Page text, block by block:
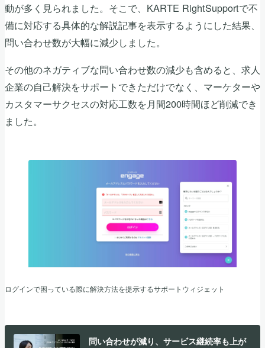
動が多く見られました。そこで、KARTE RightSupportで不
備に対応する具体的な解説記事を表示するようにした結果、
問い合わせ数が大幅に減少しました。
その他のネガティブな問い合わせ数の減少も含めると、求人
企業の自己解決をサポートできただけでなく、マーケターや
カスタマーサクセスの対応工数を月間200時間ほど削減でき
ました。
ログインで困っている際に解決方法を提示するサポートウィジェット
問い合わせが減り、サービス継続率も上が